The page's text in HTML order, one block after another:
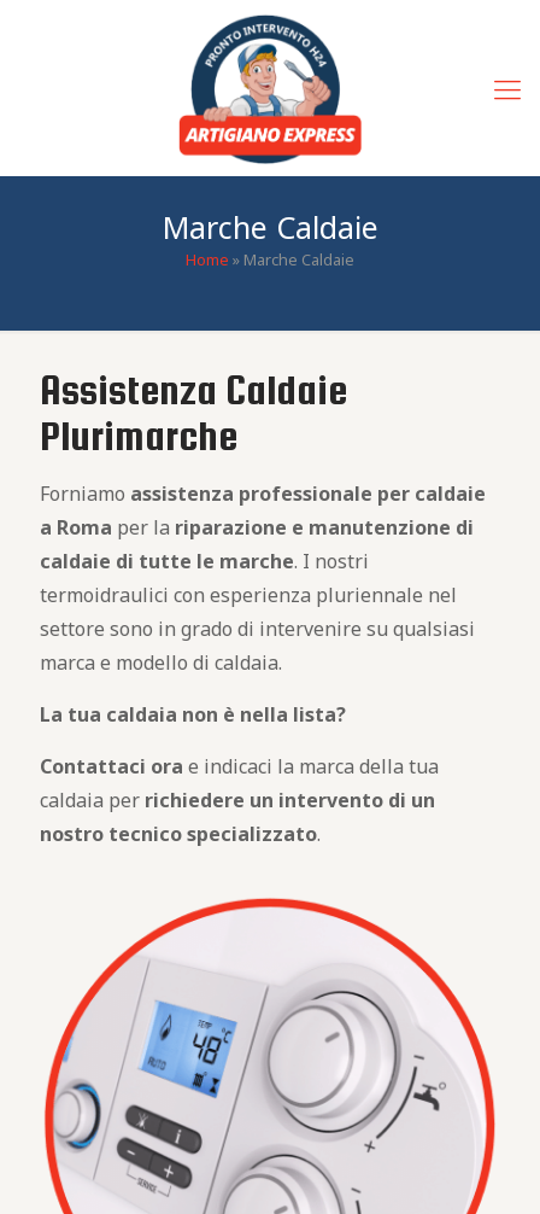
Marche Caldaie
Home » Marche Caldaie
Assistenza Caldaie
Plurimarche
Forniamo assistenza professionale per caldaie
a Roma per la riparazione e manutenzione di
caldaie di tutte le marche. I nostri
termoidraulici con esperienza pluriennale nel
settore sono in grado di intervenire su qualsiasi
marca e modello di caldaia.
La tua caldaia non è nella lista?
Contattaci ora e indicaci la marca della tua
caldaia per richiedere un intervento di un
nostro tecnico specializzato.